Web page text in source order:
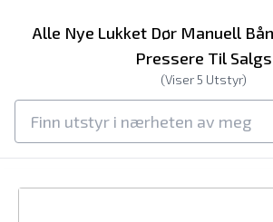
Alle Nye Lukket Dør Manuell
Pressere Til Salgs
(Viser 5 Utstyr)